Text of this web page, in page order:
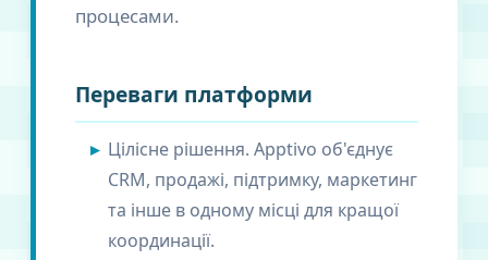
процесами.
Переваги платформи
Цілісне рішення. Apptivo об'єднує
CRM, продажі, підтримку, маркетинг
та інше в одному місці для кращої
координації.